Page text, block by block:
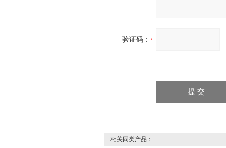
验证码：
相关同类产品：